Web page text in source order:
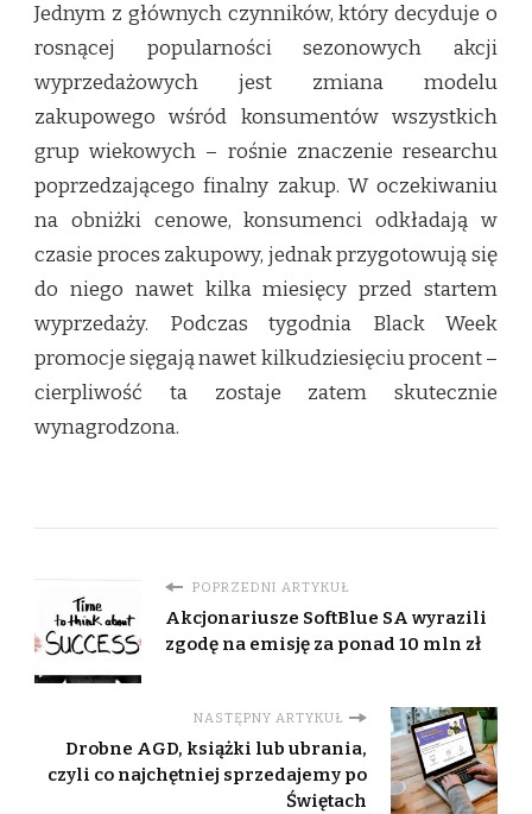
Jednym z głównych czynników, który decyduje o
rosnącej popularności sezonowych akcji
wyprzedażowych jest zmiana modelu
zakupowego wśród konsumentów wszystkich
grup wiekowych – rośnie znaczenie researchu
poprzedzającego finalny zakup. W oczekiwaniu
na obniżki cenowe, konsumenci odkładają w
czasie proces zakupowy, jednak przygotowują się
do niego nawet kilka miesięcy przed startem
wyprzedaży. Podczas tygodnia Black Week
promocje sięgają nawet kilkudziesięciu procent –
cierpliwość ta zostaje zatem skutecznie
wynagrodzona.
POPRZEDNI ARTYKUŁ
Akcjonariusze SoftBlue SA wyrazili
zgodę na emisję za ponad 10 mln zł
NASTĘPNY ARTYKUŁ
Drobne AGD, książki lub ubrania,
czyli co najchętniej sprzedajemy po
Świętach